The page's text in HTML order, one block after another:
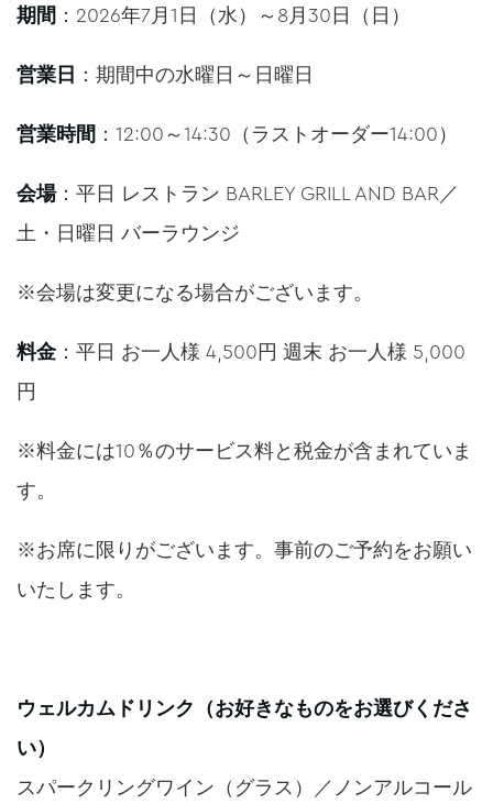
期間 ：2026年7月1日（水）～8月30日（日）
営業日 ：期間中の水曜日～日曜日
営業時間 ：12:00～14:30（ラストオーダー14:00）
会場：平日 レストラン BARLEY GRILL AND BAR／
土・日曜日 バーラウンジ
※会場は変更になる場合がございます。
料金：平日 お一人様 4,500円 週末 お一人様 5,000
円
※料金には10％のサービス料と税金が含まれていま
す。
※お席に限りがございます。事前のご予約をお願い
いたします。
ウェルカムドリンク（お好きなものをお選びくださ
い）
スパークリングワイン（グラス）／ノンアルコール